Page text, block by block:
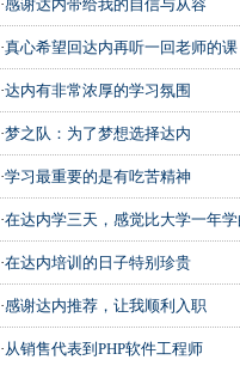
·感谢达内带给我的自信与从容
·真心希望回达内再听一回老师的课
·达内有非常浓厚的学习氛围
·梦之队：为了梦想选择达内
·学习最重要的是有吃苦精神
·在达内学三天，感觉比大学一年
·在达内培训的日子特别珍贵
·感谢达内推荐，让我顺利入职
·从销售代表到PHP软件工程师